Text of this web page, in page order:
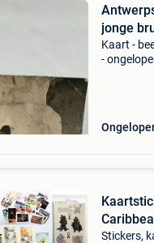
jonge
Kaart -
-
Stickers,